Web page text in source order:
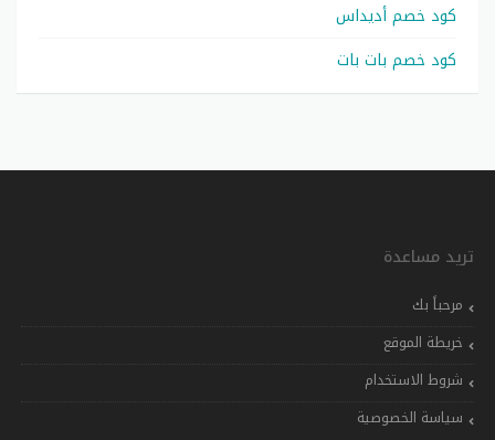
كود خصم أديداس
كود خصم بات بات
تريد مساعدة
مرحباً بك
خريطة الموقع
شروط الاستخدام
سياسة الخصوصية